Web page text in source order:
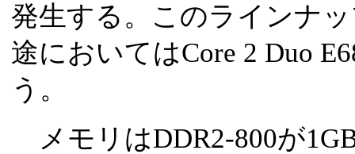
発生する。このラインナ
途においてはCore 2 Duo
う。
メモリはDDR2-800が